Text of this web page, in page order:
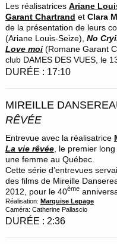
Les réalisatrices Ariane
Garant Chartrand et Clara
de la présentation de leurs
(Ariane Louis-Seize), No
Love moi(Romane Garant
club DAMES DES VUES, le
DURÉE : 17:10
MIREILLE
RÊVÉE
Entrevue avec la réalisatrice
La vie rêvée, le premier
une femme au Québec.
Cette série d’entrevues
des films de Mireille
2012, pour le 40ème
Réalisation: Marquise Lepage
Caméra: Catherine Pallascio
DURÉE : 2:36